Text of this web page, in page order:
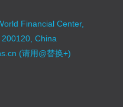
Financial Center,
China
(请用@替换+)